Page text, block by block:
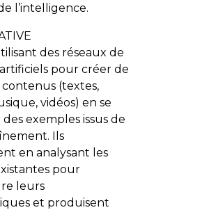
l’intelligence.
des réseaux de
pour créer de
(textes,
vidéos) en se
exemples issus de
Ils
en analysant les
pour
leurs
et produisent